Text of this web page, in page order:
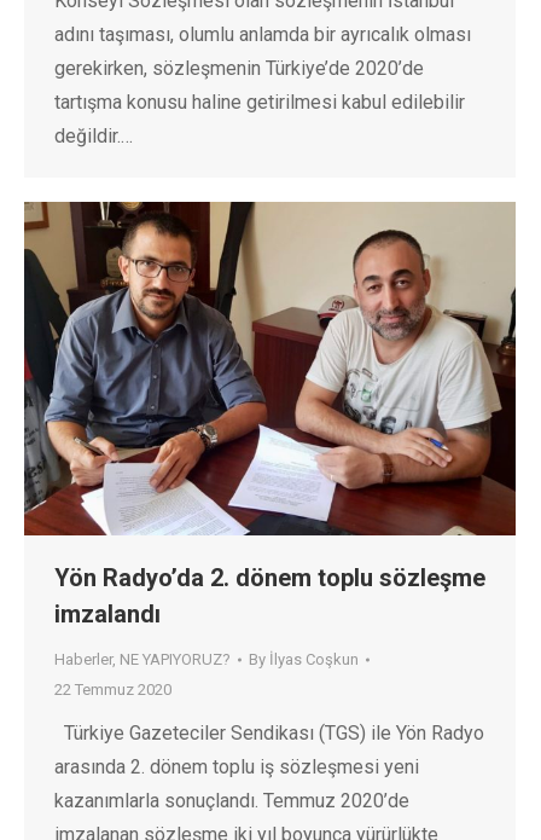
adını taşıması, olumlu anlamda bir ayrıcalık olması
gerekirken, sözleşmenin Türkiye’de 2020’de
tartışma konusu haline getirilmesi kabul edilebilir
değildir.…
Yön Radyo’da 2. dönem toplu sözleşme
imzalandı
Haberler, NE YAPIYORUZ? By İlyas Coşkun
22 Temmuz 2020
Türkiye Gazeteciler Sendikası (TGS) ile Yön Radyo
arasında 2. dönem toplu iş sözleşmesi yeni
kazanımlarla sonuçlandı. Temmuz 2020’de
imzalanan sözleşme iki yıl boyunca yürürlükte